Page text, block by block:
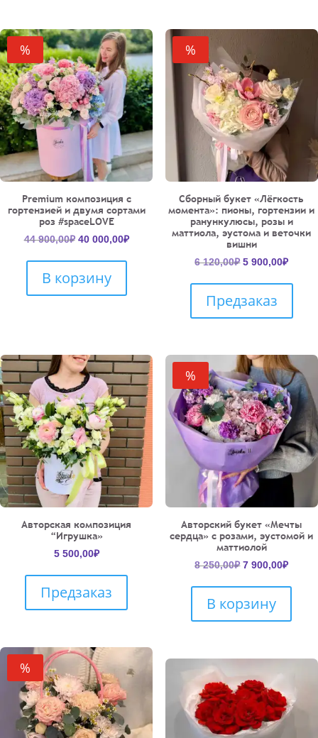
%
Premium композиция с
гортензией и двумя сортами
роз #spaceLOVE
44 900,00₽ Первоначальная
44
900,00₽.
40 000,00₽Текущая
В корзину
%
Сборный букет «Лёгкость
момента»: пионы, гортензии и
ранункулюсы, розы и
маттиола, эустома и веточки
вишни
6 120,00₽
6
120,00₽.
5 900,00₽
Предзаказ
Авторская композиция
“Игрушка»
5 500,00₽
Предзаказ
%
Авторский букет «Мечты
сердца» с розами, эустомой и
маттиолой
8 250,00₽
8
250,00₽.
7 900,00₽
В корзину
%